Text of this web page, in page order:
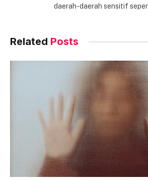
daerah-daerah sensitif
Related Posts